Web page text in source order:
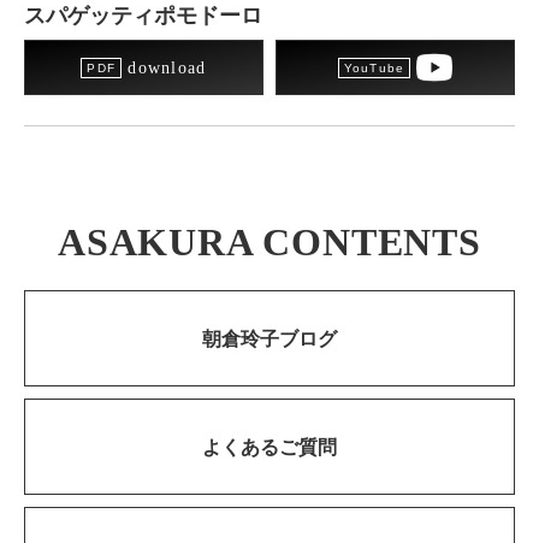
スパゲッティポモドーロ
download
ASAKURA CONTENTS
朝倉玲子ブログ
よくあるご質問